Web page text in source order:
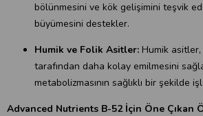
bölünmesini ve kök gelişimini teşvik
büyümesini destekler.
Humik ve Folik Asitler: Humik
tarafından daha kolay emilmesini
metabolizmasının sağlıklı bir şekilde
Advanced Nutrients B-52 İçin Öne Çıkan